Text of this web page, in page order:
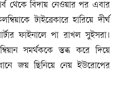
থেকে বিদায় নেওয়ার পর এবার
টাইব্রেকারে হারিয়ে দীর্ঘ
ফাইনালে পা রাখল সুইসরা।
সমর্থককে স্তব্ধ করে দিয়ে
জয় ছিনিয়ে নেয় ইউরোপের